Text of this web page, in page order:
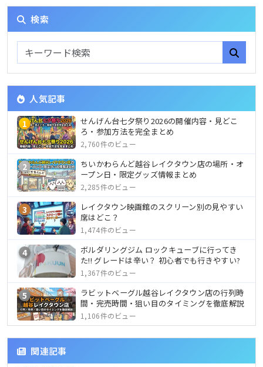
検索
人気記事
1
せんげん台七夕祭り2026の開催内容・見どこ
ろ・参加方法を完全まとめ
2,760件のビュー
2
ちいかわらんど越谷レイクタウン店の場所・オ
ープン日・限定グッズ情報まとめ
2,285件のビュー
3
レイクタウン映画館のスクリーン別の見やすい
席はどこ？
1,474件のビュー
4
ボルダリングジム ロックキューブに行ってき
た!! グレードは辛い？ 初心者でも行きやすい?
1,367件のビュー
5
ラビットベーグル越谷レイクタウン店の行列時
間・完売時間・狙い目のタイミングを徹底解説
1,106件のビュー
関連記事